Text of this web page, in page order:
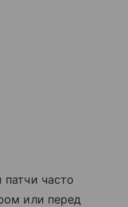
часто
или перед